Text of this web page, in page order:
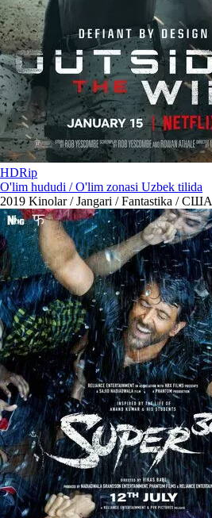
HDRip
O'lim hududi / O'lim zonasi Uzbek tilida
2019 Kinolar / Jangari / Fantastika / США